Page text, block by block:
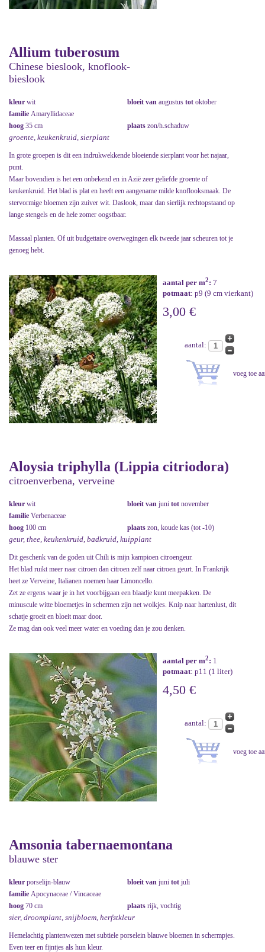
Allium tuberosum
Chinese bieslook, knoflook-
bieslook
kleur wit bloeit van augustus tot oktober
familie Amaryllidaceae
hoog 35 cm plaats zon/h.schaduw
groente, keukenkruid, sierplant
In grote groepen is dit een indrukwekkende bloeiende sierplant voor het najaar,
punt.
Maar bovendien is het een onbekend en in Azië zeer geliefde groente of
keukenkruid. Het blad is plat en heeft een aangename milde knoflooksmaak. De
stervormige bloemen zijn zuiver wit. Daslook, maar dan sierlijk rechtopstaand op
lange stengels en de hele zomer oogstbaar.
Massaal planten. Of uit budgettaire overwegingen elk tweede jaar scheuren tot je
genoeg hebt.
aantal per m2: 7
potmaat: p9 (9 cm vierkant)
3,00 €
aantal:
Aloysia triphylla (Lippia citriodora)
citroenverbena, verveine
kleur wit bloeit van juni tot november
familie Verbenaceae
hoog 100 cm plaats zon, koude kas (tot -10)
geur, thee, keukenkruid, badkruid, kuipplant
Dit geschenk van de goden uit Chili is mijn kampioen citroengeur.
Het blad ruikt meer naar citroen dan citroen zelf naar citroen geurt. In Frankrijk
heet ze Verveine, Italianen noemen haar Limoncello.
Zet ze ergens waar je in het voorbijgaan een blaadje kunt meepakken. De
minuscule witte bloemetjes in schermen zijn net wolkjes. Knip naar hartenlust, dit
schatje groeit en bloeit maar door.
Ze mag dan ook veel meer water en voeding dan je zou denken.
aantal per m2: 1
potmaat: p11 (1 liter)
4,50 €
aantal:
Amsonia tabernaemontana
blauwe ster
kleur porselijn-blauw bloeit van juni tot juli
familie Apocynaceae / Vincaceae
hoog 70 cm plaats rijk, vochtig
sier, droomplant, snijbloem, herfstkleur
Hemelachtig plantenwezen met subtiele porselein blauwe bloemen in schermpjes.
Even teer en fijntjes als hun kleur.